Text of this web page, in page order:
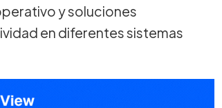
y soluciones
en diferentes sistemas